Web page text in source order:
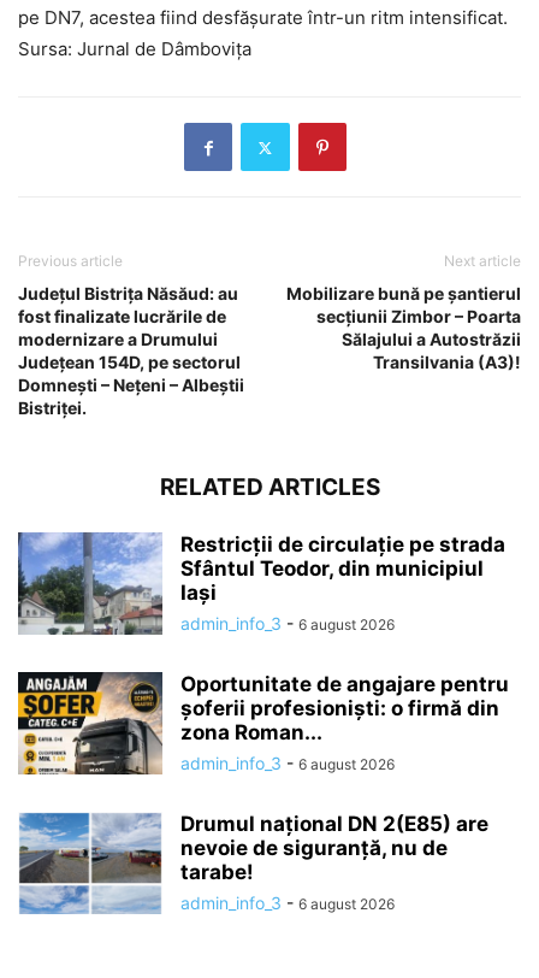
pe DN7, acestea fiind desfășurate într-un ritm intensificat.
Sursa: Jurnal de Dâmbovița
Previous article
Județul Bistrița Năsăud: au
fost finalizate lucrările de
modernizare a Drumului
Județean 154D, pe sectorul
Domnești – Nețeni – Albeștii
Bistriței.
Next article
Mobilizare bună pe șantierul
secțiunii Zimbor – Poarta
Sălajului a Autostrăzii
Transilvania (A3)!
RELATED ARTICLES
Restricții de circulație pe strada
Sfântul Teodor, din municipiul
Iași
admin_info_3 - 6 august 2026
Oportunitate de angajare pentru
șoferii profesioniști: o firmă din
zona Roman...
admin_info_3 - 6 august 2026
Drumul național DN 2(E85) are
nevoie de siguranță, nu de
tarabe!
admin_info_3 - 6 august 2026